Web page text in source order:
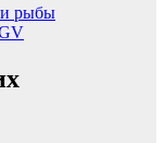
рыбы